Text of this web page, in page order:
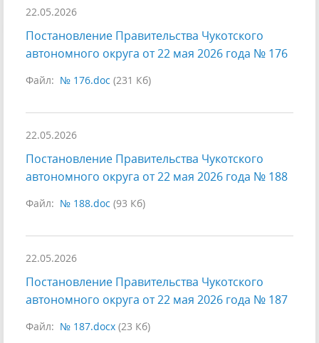
22.05.2026
Постановление Правительства Чукотского
автономного округа от 22 мая 2026 года № 176
Файл: № 176.doc (231 Кб)
22.05.2026
Постановление Правительства Чукотского
автономного округа от 22 мая 2026 года № 188
Файл: № 188.doc (93 Кб)
22.05.2026
Постановление Правительства Чукотского
автономного округа от 22 мая 2026 года № 187
Файл: № 187.docx (23 Кб)